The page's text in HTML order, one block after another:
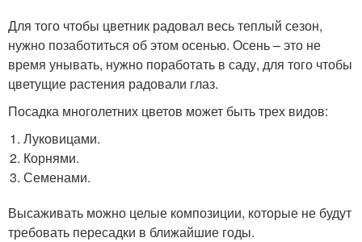
Для того чтобы цветник радовал весь теплый сезон,
нужно позаботиться об этом осенью. Осень – это не
время унывать, нужно поработать в саду, для того чтобы
цветущие растения радовали глаз.
Посадка многолетних цветов может быть трех видов:
Луковицами.
Корнями.
Семенами.
Высаживать можно целые композиции, которые не будут
требовать пересадки в ближайшие годы.